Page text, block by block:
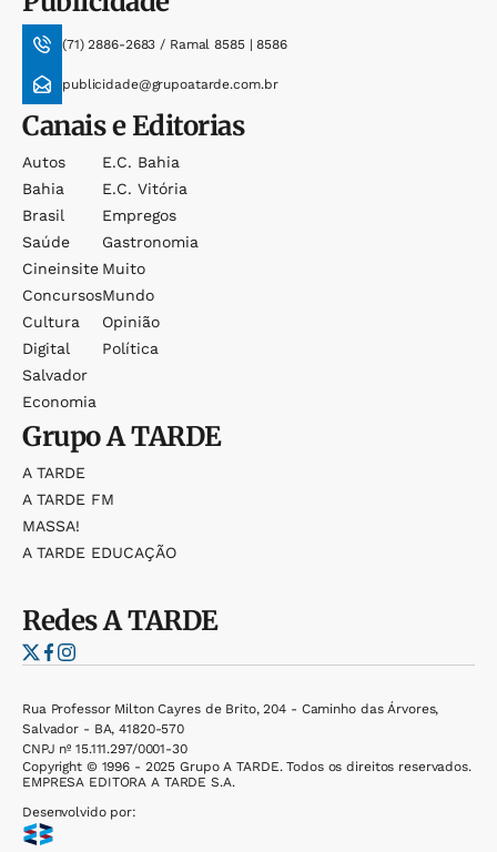
(71) 2886-2683 / Ramal 8585 | 8586
publicidade@grupoatarde.com.br
Canais e Editorias
Autos
Bahia
Brasil
Saúde
Cineinsite
Concursos
Cultura
Digital
Salvador
Economia
E.c. Bahia
E.c. Vitória
Empregos
Gastronomia
Muito
Mundo
Opinião
Política
GrupoA TARDE
A TARDE
A TARDE FM
MASSA!
A TARDE EDUCAÇÃO
RedesA TARDE
Rua Professor Milton Cayres de Brito, 204 - Caminho das Árvores,
Salvador - BA, 41820-570
CNPJ nº 15.111.297/0001-30
Copyright © 1996 - 2025 Grupo A TARDE. Todos os direitos reservados.
EMPRESA EDITORA A TARDE S.A.
Desenvolvido por: